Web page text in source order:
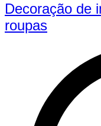
Decoração de
roupas